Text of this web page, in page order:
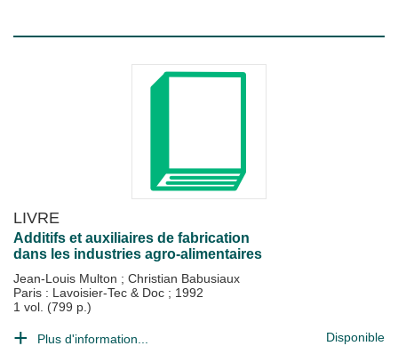
LIVRE
Additifs et auxiliaires de fabrication
dans les industries agro-alimentaires
Jean-Louis Multon ; Christian Babusiaux
Paris : Lavoisier-Tec & Doc ; 1992
1 vol. (799 p.)
Plus d'information... Disponible